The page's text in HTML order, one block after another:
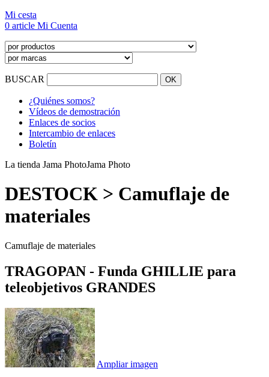
Mi cesta
0 article Mi Cuenta
BUSCAR
¿Quiénes somos?
Vídeos de demostración
Enlaces de socios
Intercambio de enlaces
Boletín
La tienda Jama PhotoJama Photo
DESTOCK > Camuflaje de
materiales
Camuflaje de materiales
TRAGOPAN - Funda GHILLIE para
teleobjetivos GRANDES
Ampliar imagen